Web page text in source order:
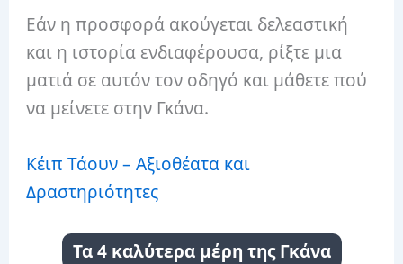
Εάν η προσφορά ακούγεται δελεαστική
και η ιστορία ενδιαφέρουσα, ρίξτε μια
ματιά σε αυτόν τον οδηγό και μάθετε πού
να μείνετε στην Γκάνα.
Κέιπ Τάουν – Αξιοθέατα και
Δραστηριότητες
Τα 4 καλύτερα μέρη της Γκάνα